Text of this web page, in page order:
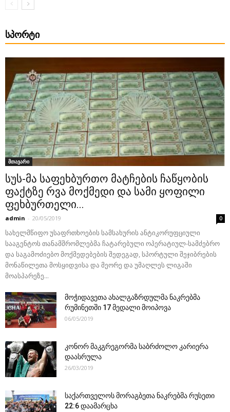
ᲡᲞᲝᲠᲢᲘ
მთავარი
სუს-მა საფეხბურთო მატჩების ჩაწყობის
ფაქტზე რვა მოქმედი და სამი ყოფილი
ფეხბურთელი...
admin - 20/05/2019 0
სახელმწიფო უსაფრთხოების სამსახურის ანტიკორუფციული
სააგენტოს თანამშრომლებმა ჩატარებული ოპერატიულ-სამძებრო
და საგამოძიებო მოქმედებების შედეგად, სპორტული შეჯიბრების
მონაწილეთა მოსყიდვისა და მეორე და უმაღლეს ლიგაში
მოასპარეზე...
მოჭიდავეთა ახალგაზრდულმა ნაკრებმა
რუმინეთში 17 მედალი მოიპოვა
06/05/2019
კონორ მაკგრეგორმა საბრძოლო კარიერა
დაასრულა
26/03/2019
საქართველოს მორაგბეთა ნაკრებმა რუსეთი
22:6 დაამარცხა